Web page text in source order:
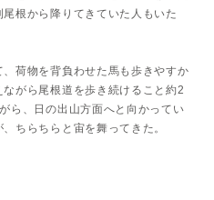
根から降りてきていた人もいた
荷物を背負わせた馬も歩きやすか
がら尾根道を歩き続けること約2
ら、日の出山方面へと向かってい
ちらちらと宙を舞ってきた。